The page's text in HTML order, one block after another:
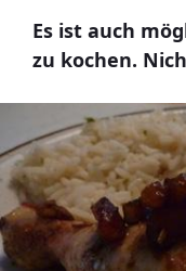
Es ist auch
zu kochen.